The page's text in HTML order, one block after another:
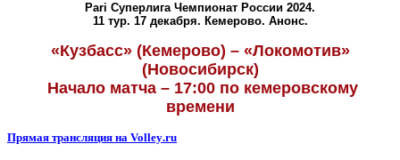
Pari Суперлига Чемпионат России 2024.
11 тур. 17 декабря. Кемерово. Анонс.
«Кузбасс» (Кемерово) – «Локомотив»
(Новосибирск)
Начало матча – 17:00 по кемеровскому
времени
Прямая трансляция на Volley.ru